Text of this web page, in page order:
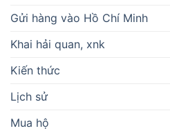
Gửi hàng vào Hồ Chí Minh
Khai hải quan, xnk
Kiến thức
Lịch sử
Mua hộ